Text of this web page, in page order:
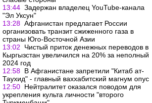
13:44 Задержан владелец YouTube-канала
"Эл Уксун"
13:28 Афганистан предлагает России
организовать транзит сжиженного газа в
страны Юго-Восточной Азии
13:02
Чистый приток денежных переводов в
Кыргызстан увеличился на 20% за неполный
2024 год
12:58 В Афганистане запретили "Китаб ат-
Таухид" - главный ваххабитский магнум опус
12:50 Нейтралитет оказался поводом для
укрепления культа личности "второго